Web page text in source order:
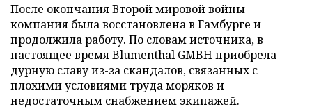
После окончания Второй мировой войны
компания была восстановлена в Гамбурге и
продолжила работу. По словам источника, в
настоящее время Blumenthal GMBH приобрела
дурную славу из-за скандалов, связанных с
плохими условиями труда моряков и
недостаточным снабжением экипажей.